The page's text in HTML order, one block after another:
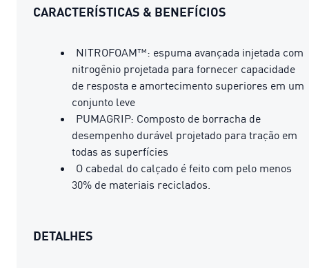
CARACTERÍSTICAS & BENEFÍCIOS
NITROFOAM™: espuma avançada injetada com
nitrogênio projetada para fornecer capacidade
de resposta e amortecimento superiores em um
conjunto leve
PUMAGRIP: Composto de borracha de
desempenho durável projetado para tração em
todas as superfícies
O cabedal do calçado é feito com pelo menos
30% de materiais reciclados.
DETALHES